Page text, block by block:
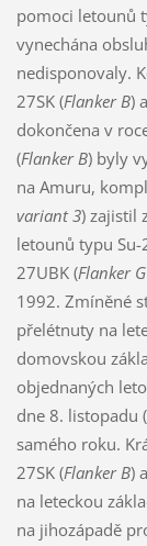
pomoci letounů
vynechána
nedisponovaly.
27SK (Flanker B)
dokončena v
(Flanker B) byly
na Amuru,
variant 3) zajistil
letounů typu Su-
27UBK (Flanker
1992. Zmíněné
přelétnuty na
domovskou
objednaných
dne 8. listopadu
samého roku.
27SK (Flanker B)
na leteckou
na jihozápadě